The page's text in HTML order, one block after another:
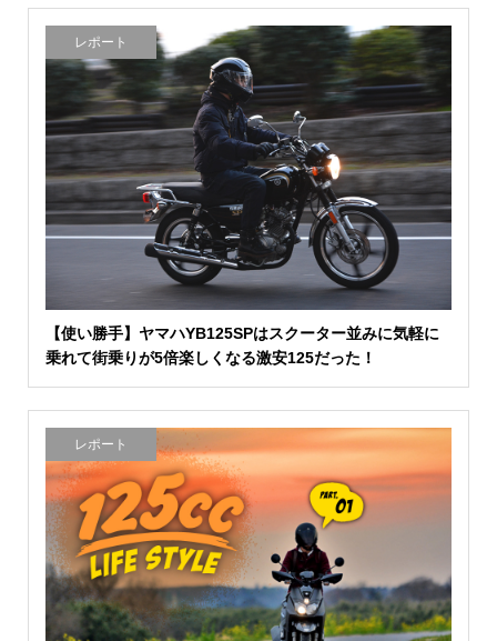
レポート
【使い勝手】ヤマハYB125SPはスクーター並みに気軽に
乗れて街乗りが5倍楽しくなる激安125だった！
レポート